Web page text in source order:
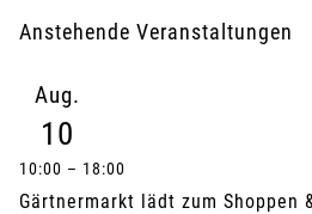
Anstehende Veranstaltungen
Aug.
10
10:00 – 18:00
Gärtnermarkt lädt zum Shoppen